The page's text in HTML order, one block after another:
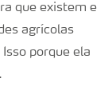
que existem e
agrícolas
porque ela